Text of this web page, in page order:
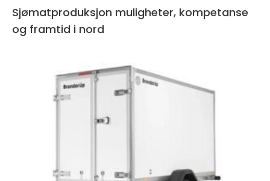
Sjømatproduksjon muligheter, kompetanse
og framtid i nord